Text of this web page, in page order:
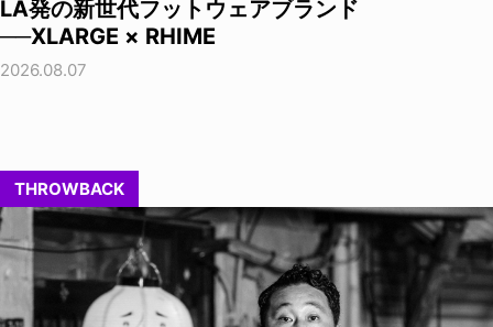
LA発の新世代フットウェアブランド
──XLARGE × RHIME
2026.08.07
THROWBACK